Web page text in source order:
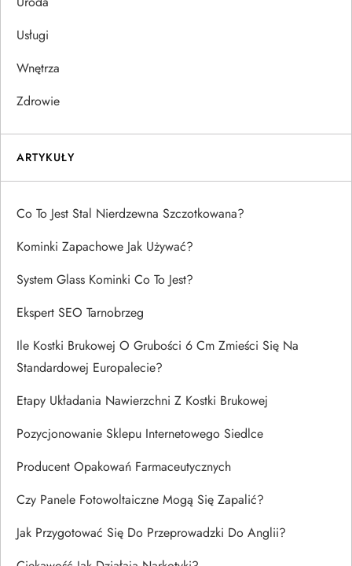
Usługi
Wnętrza
Zdrowie
ARTYKUŁY
Co To Jest Stal Nierdzewna Szczotkowana?
Kominki Zapachowe Jak Używać?
System Glass Kominki Co To Jest?
Ekspert SEO Tarnobrzeg
Ile Kostki Brukowej O Grubości 6 Cm Zmieści Się Na
Standardowej Europalecie?
Etapy Układania Nawierzchni Z Kostki Brukowej
Pozycjonowanie Sklepu Internetowego Siedlce
Producent Opakowań Farmaceutycznych
Czy Panele Fotowoltaiczne Mogą Się Zapalić?
Jak Przygotować Się Do Przeprowadzki Do Anglii?